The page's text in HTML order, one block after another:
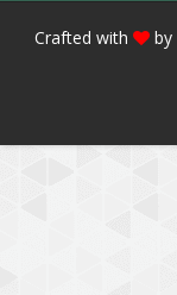
Crafted with by